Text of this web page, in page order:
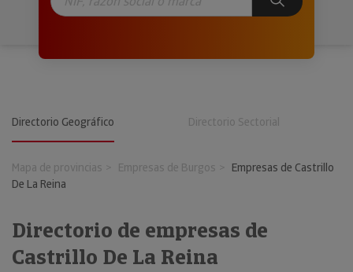
Directorio Geográfico Directorio Sectorial
Mapa de provincias Empresas de Burgos
Empresas de Castrillo
De La Reina
Directorio de empresas de
Castrillo De La Reina